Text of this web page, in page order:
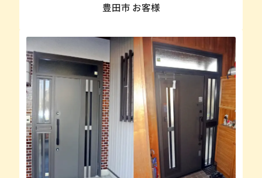
豊田市 お客様